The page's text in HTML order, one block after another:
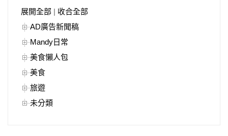
展開全部 | 收合全部
AD廣告新聞稿
Mandy日常
美食懶人包
美食
旅遊
未分類